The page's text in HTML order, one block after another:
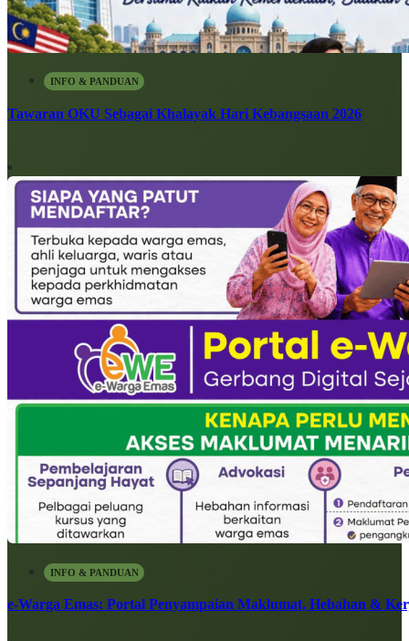
INFO & PANDUAN
Tawaran OKU Sebagai Khalayak Hari Kebangsaan 2026
INFO & PANDUAN
e-Warga Emas: Portal Penyampaian Maklumat, Hebahan &